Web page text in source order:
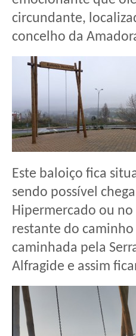
circundante,
concelho da
Este baloiço fica
sendo possível
Hipermercado ou
restante do
caminhada pela
Alfragide e assim